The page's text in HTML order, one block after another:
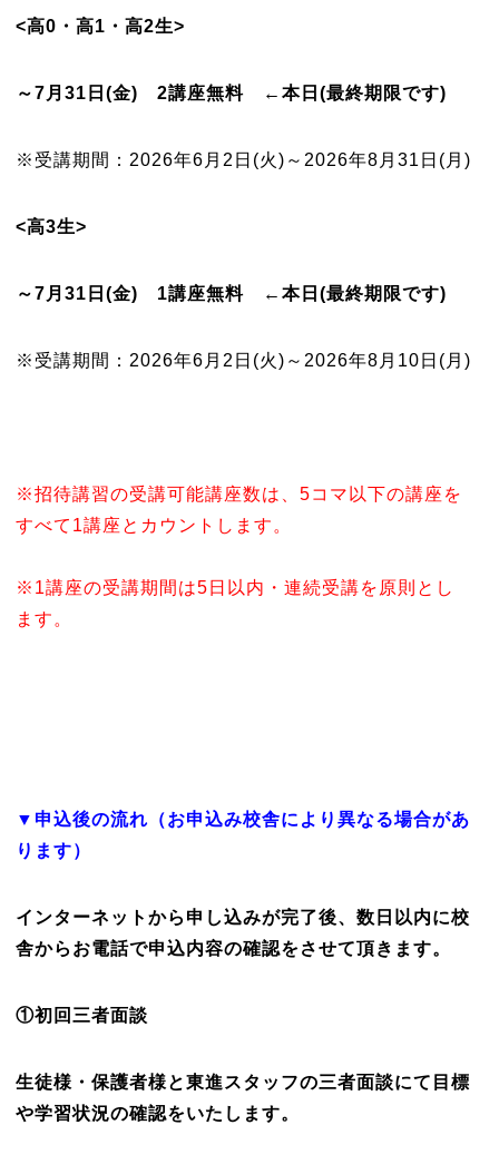
<高0・高1・高2生>
～7月31日(金) 2講座無料 ←本日(最終期限です)
※受講期間：2026年6月2日(火)～2026年8月31日(月)
<高3生>
～7月31日(金) 1講座無料 ←本日(最終期限です)
※受講期間：2026年6月2日(火)～2026年8月10日(月)
※招待講習の受講可能講座数は、5コマ以下の講座を
すべて1講座とカウントします。
※1講座の受講期間は5日以内・連続受講を原則とし
ます。
▼申込後の流れ（お申込み校舎により異なる場合があ
ります）
インターネットから申し込みが完了後、数日以内に校
舎からお電話で申込内容の確認をさせて頂きます。
①初回三者面談
生徒様・保護者様と東進スタッフの三者面談にて目標
や学習状況の確認をいたします。